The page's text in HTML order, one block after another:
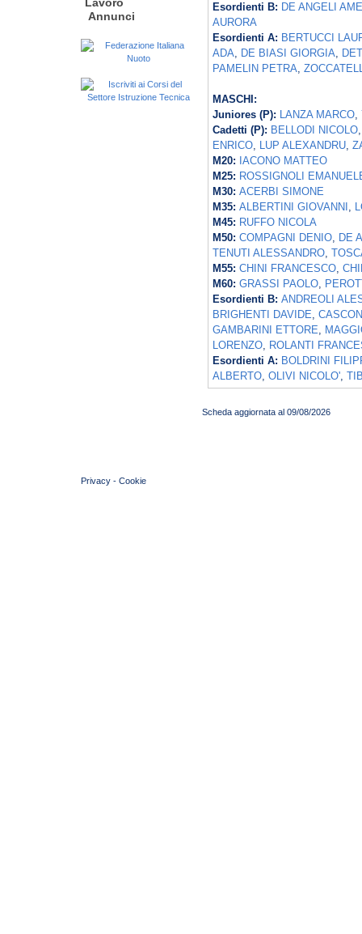
Annunci
Esordienti B: DE ANGELI
AURORA
Esordienti A: BERTUCCI
ADA, DE BIASI GIORGIA,
PAMELIN PETRA,
MASCHI:
Juniores (P): LANZA MARCO,
Cadetti (P): BELLODI NICOLO
ENRICO, LUP ALEXANDRU,
M20: IACONO MATTEO
M25: ROSSIGNOLI
M30: ACERBI SIMONE
M35: ALBERTINI GIOVANNI ,
M45: RUFFO NICOLA
M50: COMPAGNI DENIO, DE
TENUTI ALESSANDRO,
M55: CHINI FRANCESCO,
M60: GRASSI PAOLO,
Esordienti B: ANDREOLI
BRIGHENTI DAVIDE,
GAMBARINI ETTORE,
LORENZO, ROLANTI
Esordienti A: BOLDRINI
ALBERTO, OLIVI NICOLO',
Scheda aggiornata al 09/08/2026
Privacy - Cookie